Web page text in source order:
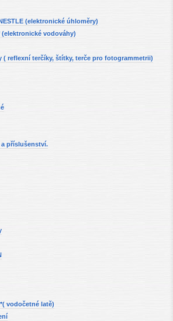
(elektronické úhloměry)
(elektronické vodováhy)
( reflexní terčíky, štítky, terče pro fotogrammetrii)
příslušenství.
vodočetné latě)